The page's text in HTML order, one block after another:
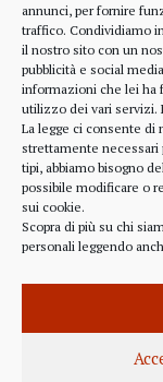
annunci, per fornire
traffico. Condividiamo
il nostro sito con un
pubblicità e social
informazioni che lei ha
utilizzo dei vari servizi.
La legge ci consente
strettamente
tipi, abbiamo bisogno
possibile modificare o
sui cookie.
Scopra di più su chi
personali leggendo
Comunicazioni
RIFERIMENTI
328
RZZ LRT 72M24